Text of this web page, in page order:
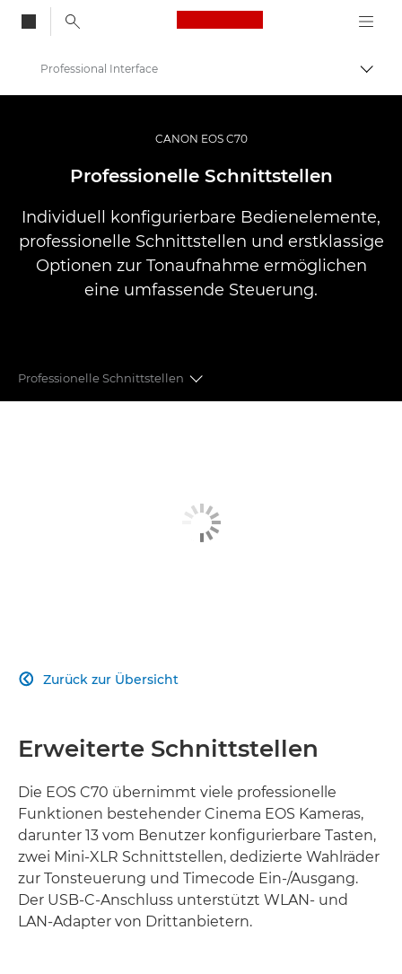
Canon Logo, back
Auf
Videokameras und Camcorder
EOS C70
Professional Interface
CANON EOS C70
Professionelle Schnittstellen
Individuell konfigurierbare Bedienelemente,
professionelle Schnittstellen und erstklassige
Optionen zur Tonaufnahme ermöglichen
eine umfassende Steuerung.
Professionelle Schnittstellen
UNTERSTÜTZUNGSFUNKTIONEN
PROFESSIONELLE SCHNITTSTELLEN
Zurück zur Übersicht

Erweiterte Schnittstellen
Die EOS C70 übernimmt viele professionelle
Funktionen bestehender Cinema EOS Kameras,
darunter 13 vom Benutzer konfigurierbare Tasten,
zwei Mini-XLR Schnittstellen, dedizierte Wahlräder
zur Tonsteuerung und Timecode Ein-/Ausgang.
Der USB-C-Anschluss unterstützt WLAN- und
LAN-Adapter von Drittanbietern.